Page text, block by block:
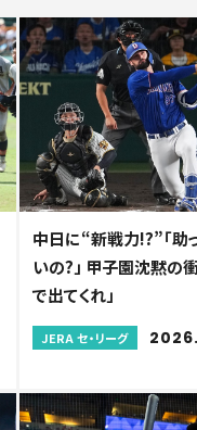
中日に“新戦力!?”「助
いの?」 甲子園沈黙の
で出てくれ」
JERA セ・リーグ